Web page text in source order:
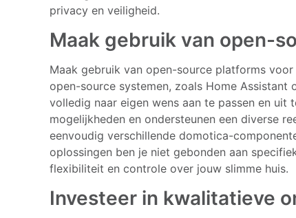
privacy en veiligheid.
Maak gebruik van open-
Maak gebruik van open-source platforms
open-source systemen, zoals Home
volledig naar eigen wens aan te passen en uit
mogelijkheden en ondersteunen een diverse
eenvoudig verschillende domotica-
oplossingen ben je niet gebonden aan
flexibiliteit en controle over jouw slimme huis.
Investeer in kwalitatieve